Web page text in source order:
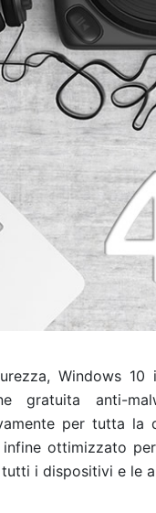
Windows 10
gratuita anti-
per tutta
ottimizzato
i dispositivi e le